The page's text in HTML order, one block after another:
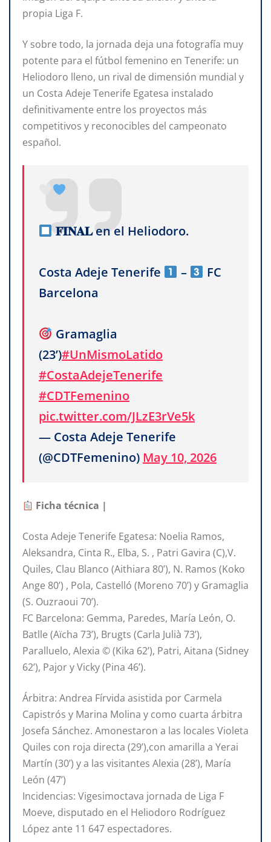
propia Liga F.
Y sobre todo, la jornada deja una fotografía muy
potente para el fútbol femenino en Tenerife: un
Heliodoro lleno, un rival de dimensión mundial y
un Costa Adeje Tenerife Egatesa instalado
definitivamente entre los proyectos más
competitivos y reconocibles del campeonato
español.
𝐅𝐈𝐍𝐀𝐋 en el Heliodoro.
Costa Adeje Tenerife –
FC
Barcelona
Gramaglia
(23’)#UnMismoLatido
#CostaAdejeTenerife
#CDTFemenino
pic.twitter.com/JLzE3rVe5k
— Costa Adeje Tenerife
(@CDTFemenino) May 10, 2026
Ficha técnica |
Costa Adeje Tenerife Egatesa: Noelia Ramos,
Aleksandra, Cinta R., Elba, S. , Patri Gavira (C),V.
Quiles, Clau Blanco (Aithiara 80’), N. Ramos (Koko
Ange 80’) , Pola, Castelló (Moreno 70’) y Gramaglia
(S. Ouzraoui 70’).
FC Barcelona: Gemma, Paredes, María León, O.
Batlle (Aïcha 73’), Brugts (Carla Julià 73’),
Paralluelo, Alexia © (Kika 62’), Patri, Aitana (Sidney
62’), Pajor y Vicky (Pina 46’).
Árbitra: Andrea Fírvida asistida por Carmela
Capistrós y Marina Molina y como cuarta árbitra
Josefa Sánchez. Amonestaron a las locales Violeta
Quiles con roja directa (29’),con amarilla a Yerai
Martín (30’) y a las visitantes Alexia (28’), María
León (47’)
Incidencias: Vigesimoctava jornada de Liga F
Moeve, disputado en el Heliodoro Rodríguez
López ante 11 647 espectadores.